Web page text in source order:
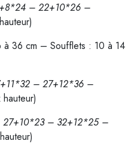
– 22+10*26 –
à 36 cm – Soufflets : 10 à 14
– 27+12*36 –
27+10*23 – 32+12*25 –